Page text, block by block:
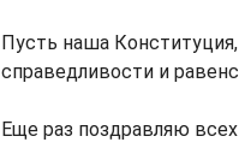
Пусть наша
справедливости и
Еще раз поздравляю